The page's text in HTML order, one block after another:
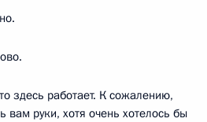
здесь работает. К сожалению,
вам руки, хотя очень хотелось бы